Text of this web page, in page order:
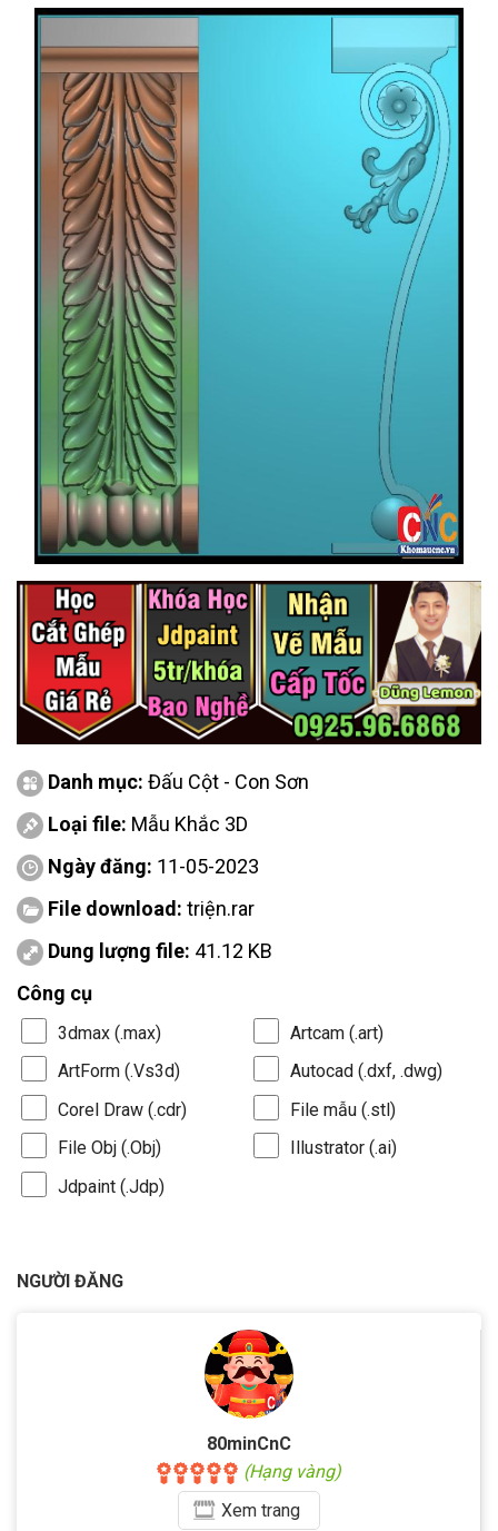
Danh mục: Đấu Cột - Con Sơn
Loại file: Mẫu Khắc 3D
Ngày đăng: 11-05-2023
File download: triện.rar
Dung lượng file: 41.12 KB
Công cụ
3dmax (.max)
Artcam (.art)
ArtForm (.Vs3d)
Autocad (.dxf, .dwg)
Corel Draw (.cdr)
File mẫu (.stl)
File Obj (.Obj)
Illustrator (.ai)
Jdpaint (.Jdp)
NGƯỜI ĐĂNG
80minCnC
(Hạng vàng)
Xemtrang